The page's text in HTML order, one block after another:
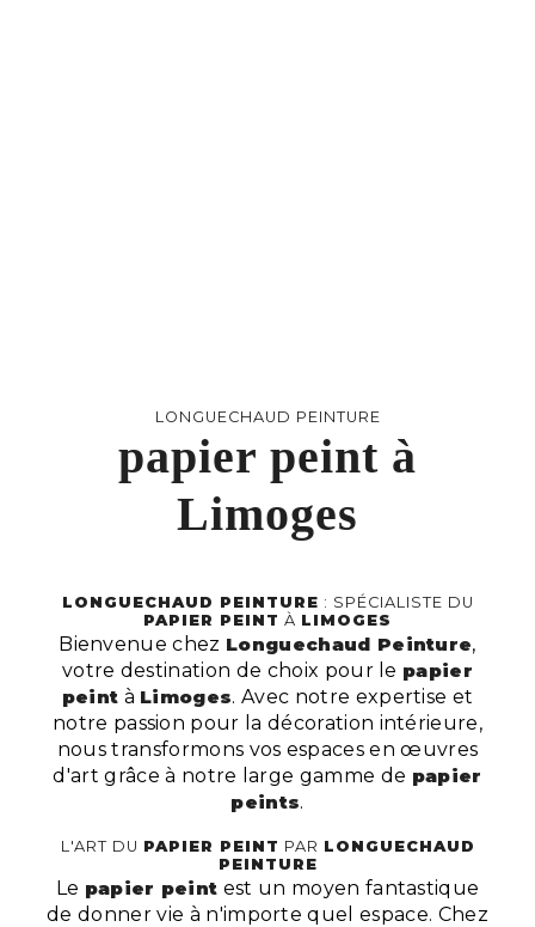
LONGUECHAUD PEINTURE
papier peint à
Limoges
LONGUECHAUD PEINTURE : SPÉCIALISTE DU
PAPIER PEINT À LIMOGES
Bienvenue chez Longuechaud Peinture,
votre destination de choix pour le papier
peint à Limoges. Avec notre expertise et
notre passion pour la décoration intérieure,
nous transformons vos espaces en œuvres
d'art grâce à notre large gamme de papier
peints.
L'ART DU PAPIER PEINT PAR LONGUECHAUD
PEINTURE
Le papier peint est un moyen fantastique
de donner vie à n'importe quel espace. Chez